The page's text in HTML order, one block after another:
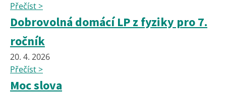
Přečíst >
Dobrovolná domácí LP z fyziky pro 7.
ročník
20. 4. 2026
Přečíst >
Moc slova